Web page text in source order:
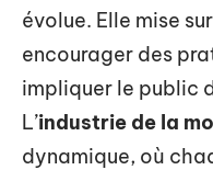
évolue. Elle mise
encourager des
impliquer le public
L’industrie de la
dynamique, où